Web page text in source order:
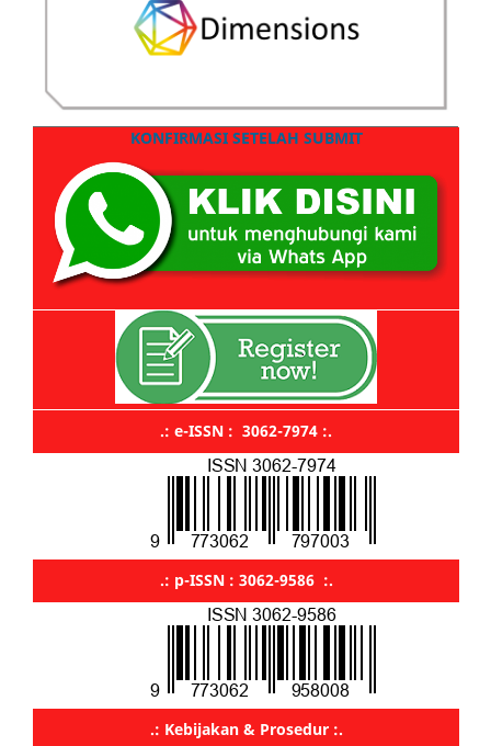
KONFIRMASI SETELAH SUBMIT
.: e-ISSN : 3062-7974 :.
.: p-ISSN : 3062-9586 :.
.: Kebijakan & Prosedur :.